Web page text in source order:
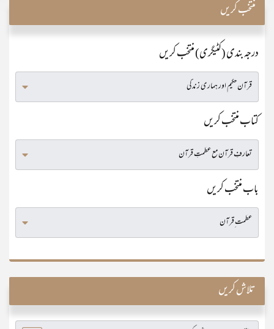
منتخب کریں
درجہ بندی (کٹیگری) منتخب کریں
کتاب منتخب کریں
باب منتخب کریں
تلاش کریں